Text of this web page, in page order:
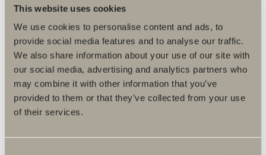
This website uses cookies
We use cookies to personalise content and ads, to
provide social media features and to analyse our traffic.
We also share information about your use of our site with
our social media, advertising and analytics partners who
may combine it with other information that you’ve
provided to them or that they’ve collected from your use
of their services.
Produktfakta
Produktbeskrivelse